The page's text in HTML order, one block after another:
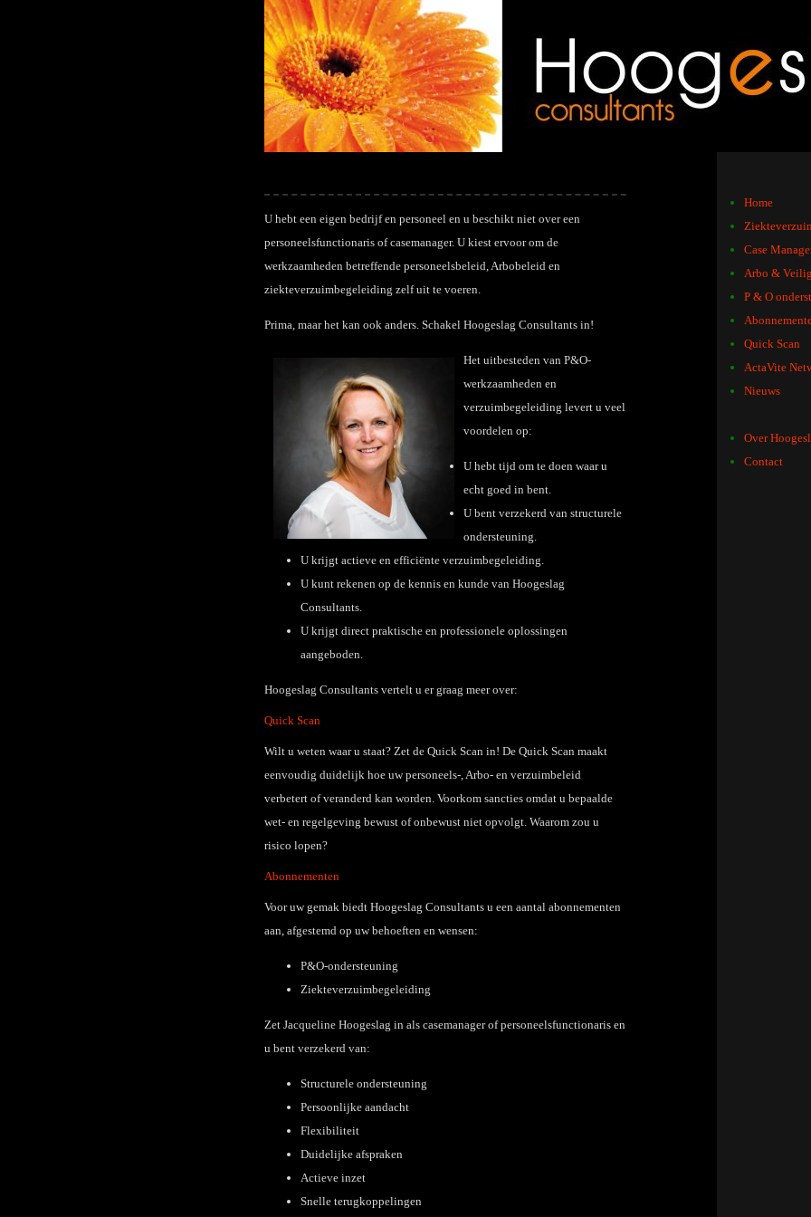
U hebt een eigen bedrijf en personeel en u beschikt niet over een
personeelsfunctionaris of casemanager. U kiest ervoor om de
werkzaamheden betreffende personeelsbeleid, Arbobeleid en
ziekteverzuimbegeleiding zelf uit te voeren.
Prima, maar het kan ook anders. Schakel Hoogeslag Consultants in!
Het uitbesteden van P&O-
werkzaamheden en
verzuimbegeleiding levert u veel
voordelen op:
U hebt tijd om te doen waar u
echt goed in bent.
U bent verzekerd van structurele
ondersteuning.
U krijgt actieve en efficiënte verzuimbegeleiding.
U kunt rekenen op de kennis en kunde van Hoogeslag
Consultants.
U krijgt direct praktische en professionele oplossingen
aangeboden.
Hoogeslag Consultants vertelt u er graag meer over:
Quick Scan
Wilt u weten waar u staat? Zet de Quick Scan in! De Quick Scan maakt
eenvoudig duidelijk hoe uw personeels-, Arbo- en verzuimbeleid
verbetert of veranderd kan worden. Voorkom sancties omdat u bepaalde
wet- en regelgeving bewust of onbewust niet opvolgt. Waarom zou u
risico lopen?
Abonnementen
Voor uw gemak biedt Hoogeslag Consultants u een aantal abonnementen
aan, afgestemd op uw behoeften en wensen:
P&O-ondersteuning
Ziekteverzuimbegeleiding
Zet Jacqueline Hoogeslag in als casemanager of personeelsfunctionaris en
u bent verzekerd van:
Structurele ondersteuning
Persoonlijke aandacht
Flexibiliteit
Duidelijke afspraken
Actieve inzet
Snelle terugkoppelingen
Home
Case
Arbo &
P & O
Quick Scan
ActaVite
Nieuws
Over
Contact